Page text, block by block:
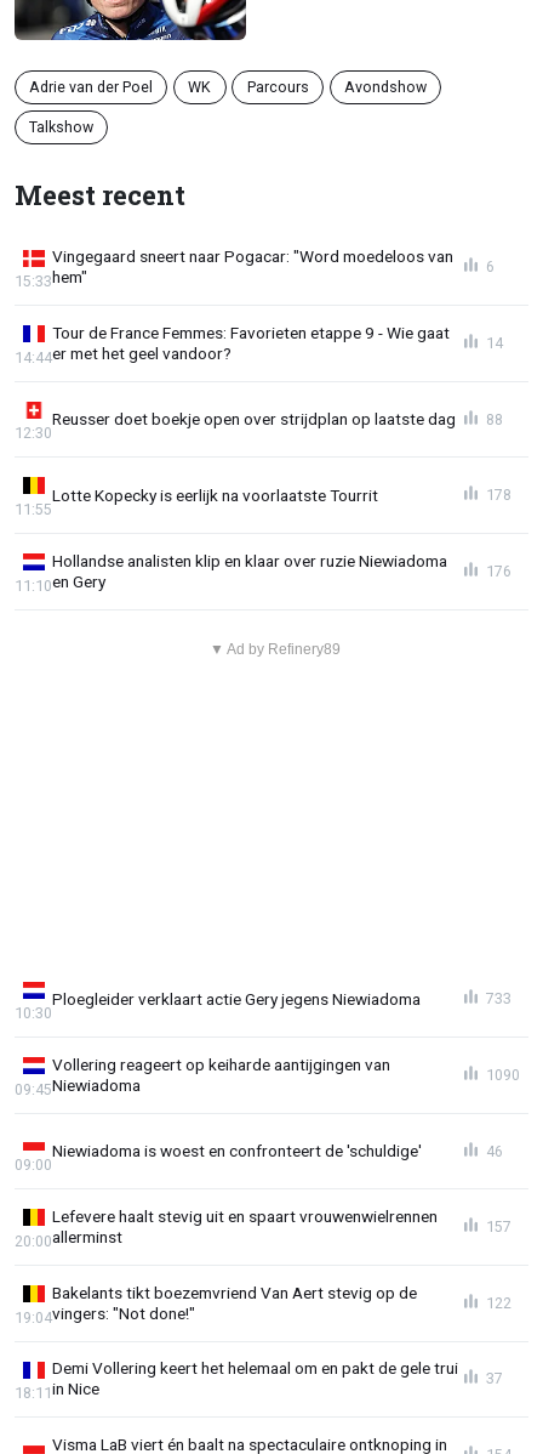
Adrie van der Poel WK Parcours Avondshow
Talkshow
Meest recent
Vingegaard sneert naar Pogacar: "Word moedeloos van
hem"
15:33
6
Tour de France Femmes: Favorieten etappe 9 - Wie gaat
er met het geel vandoor?
14:44
14
Reusser doet boekje open over strijdplan op laatste dag
12:30
88
Lotte Kopecky is eerlijk na voorlaatste Tourrit
11:55
178
Hollandse analisten klip en klaar over ruzie Niewiadoma
en Gery
11:10
176
▼ Ad by Refinery89
Ploegleider verklaart actie Gery jegens Niewiadoma
10:30
733
Vollering reageert op keiharde aantijgingen van
Niewiadoma
09:45
1090
Niewiadoma is woest en confronteert de 'schuldige'
09:00
46
Lefevere haalt stevig uit en spaart vrouwenwielrennen
allerminst
20:00
157
Bakelants tikt boezemvriend Van Aert stevig op de
vingers: "Not done!"
19:04
122
Demi Vollering keert het helemaal om en pakt de gele trui
in Nice
18:11
37
Visma LaB viert én baalt na spectaculaire ontknoping in